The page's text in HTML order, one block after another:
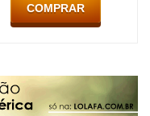
COMPRAR